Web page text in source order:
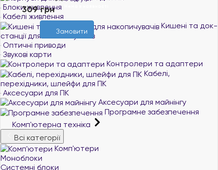
Блоки живлення
Кабелі живлення
Кишені та док-
станції для накопичувачів
Оптичні приводи
Звукові карти
Контролери та адаптери
Кабелі,
перехідники, шлейфи для ПК
Аксесуари для ПК
Аксесуари для майнінгу
Програмне забезпечення
Комп'ютерна техніка
Всі категорії
Комп'ютери
Моноблоки
Системні блоки
309 грн
Замовити